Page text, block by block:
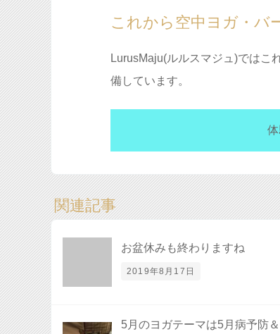
これから空中ヨガ・バ
LurusMaju(ルルスマジュ)ではこ
備しています。
関連記事
お盆休みも終わりますね
2019年8月17日
5月のヨガテーマは5月病予防